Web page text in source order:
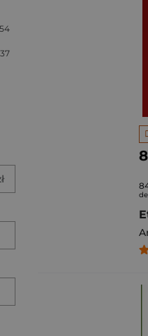
pozycji:
Liczba pozycji:
37
filtrowane. Wybierz